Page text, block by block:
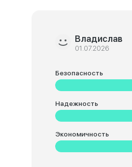
Владислав
01.07.2026
Безопасность
Надежность
Экономичность